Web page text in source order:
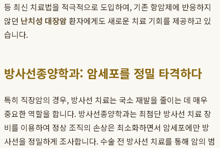
등 최신 치료법을 적극적으로 도입하여, 기존 항암제에 반응하지
않던 난치성 대장암 환자에게도 새로운 치료 기회를 제공하고 있
습니다.
방사선종양학과: 암세포를 정밀 타격하다
특히 직장암의 경우, 방사선 치료는 국소 재발을 줄이는 데 매우
중요한 역할을 합니다. 방사선종양학과는 최첨단 방사선 치료 장
비를 이용하여 정상 조직의 손상은 최소화하면서 암세포에만 방
사선을 정밀하게 조사합니다. 수술 전 방사선 치료를 통해 암의 범